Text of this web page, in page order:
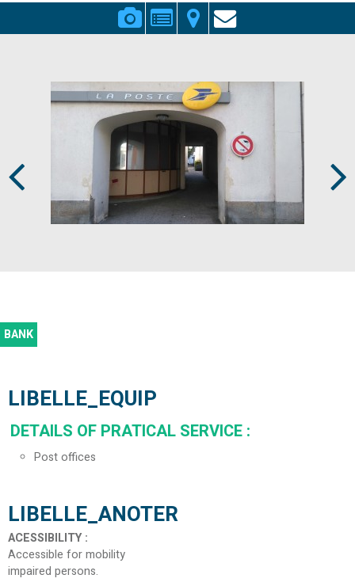
BANK
LIBELLE_EQUIP
DETAILS OF PRATICAL SERVICE :
Post offices
LIBELLE_ANOTER
ACESSIBILITY :
Accessible for mobility
impaired persons